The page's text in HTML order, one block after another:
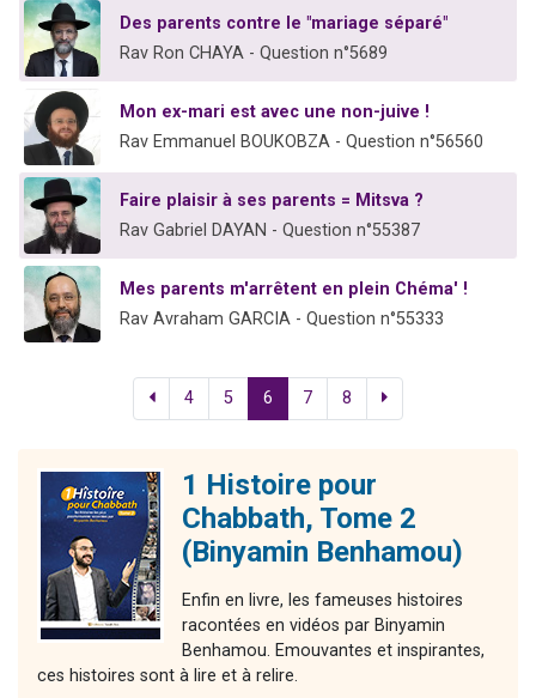
Des parents contre le "mariage séparé"
Rav Ron CHAYA - Question n°5689
Mon ex-mari est avec une non-juive !
Rav Emmanuel BOUKOBZA - Question n°56560
Faire plaisir à ses parents = Mitsva ?
Rav Gabriel DAYAN - Question n°55387
Mes parents m'arrêtent en plein Chéma' !
Rav Avraham GARCIA - Question n°55333
4 5 6 7 8
1 Histoire pour
Chabbath, Tome 2
(Binyamin Benhamou)
Enfin en livre, les fameuses histoires
racontées en vidéos par Binyamin
Benhamou. Emouvantes et inspirantes,
ces histoires sont à lire et à relire.